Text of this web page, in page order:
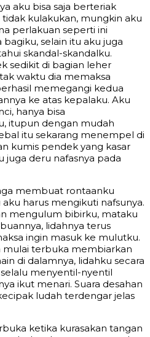
aku bisa saja berteriak
kulakukan, mungkin aku
perlakuan seperti ini
selain itu aku juga
skandal-skandalku.
sedikit di bagian leher
waktu dia memaksa
memegangi kedua
ke atas kepalaku. Aku
hanya bisa
itupun dengan mudah
itu sekarang menempel di
kumis pendek yang kasar
juga deru nafasnya pada
membuat rontaanku
harus mengikuti nafsunya.
mengulum bibirku, mataku
lidahnya terus
ingin masuk ke mulutku.
terbuka membiarkan
di dalamnya, lidahku secara
menyentil-nyentil
ikut menari. Suara desahan
ludah terdengar jelas
ketika kurasakan tangan